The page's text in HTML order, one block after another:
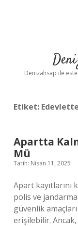
Denizahsap ile
Etiket:
Apartta
Mü
Tarih: Nisan 11, 2025
Apart kayıtlarını
polis ve
güvenlik
erişilebilir.